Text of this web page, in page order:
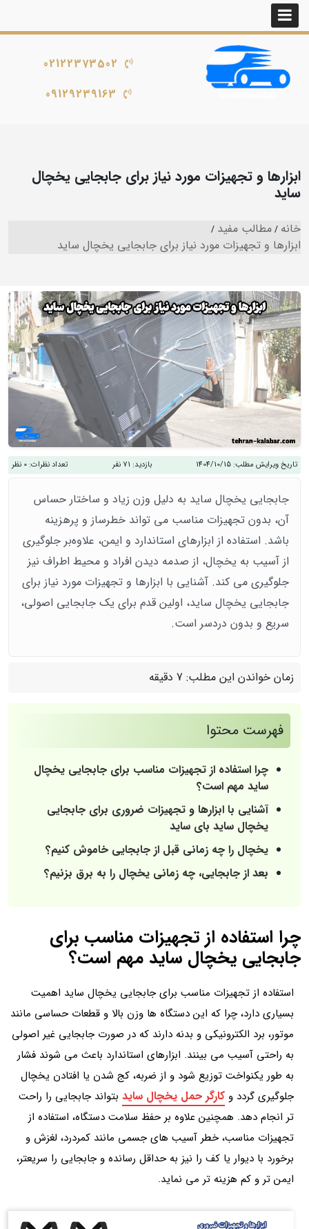
02122373502
09129239163
ابزارها و تجهیزات مورد نیاز برای جابجایی یخچال
ساید
خانه مطالب مفید
ابزارها و تجهیزات مورد نیاز برای جابجایی یخچال ساید
تاریخ ویرایش مطلب: 1404/10/15 بازدید: 71 نفر تعداد نظرات: 0 نظر
جابجایی یخچال ساید به دلیل وزن زیاد و ساختار حساس
آن، بدون تجهیزات مناسب می تواند خطرساز و پرهزینه
باشد. استفاده از ابزارهای استاندارد و ایمن، علاوه‌بر جلوگیری
از آسیب به یخچال، از صدمه دیدن افراد و محیط اطراف نیز
جلوگیری می کند. آشنایی با ابزارها و تجهیزات مورد نیاز برای
جابجایی یخچال ساید، اولین قدم برای یک جابجایی اصولی،
سریع و بدون دردسر است.
زمان خواندن این مطلب: 7 دقیقه
فهرست محتوا
چرا استفاده از تجهیزات مناسب برای جابجایی یخچال
ساید مهم است؟
آشنایی با ابزارها و تجهیزات ضروری برای جابجایی
یخچال ساید بای ساید
یخچال را چه زمانی قبل از جابجایی خاموش کنیم؟
بعد از جابجایی، چه زمانی یخچال را به برق بزنیم؟
چرا استفاده از تجهیزات مناسب برای
جابجایی یخچال ساید مهم است؟
استفاده از تجهیزات مناسب برای جابجایی یخچال ساید اهمیت
بسیاری دارد، چرا که این دستگاه‌ ها وزن بالا و قطعات حساسی مانند
موتور، برد الکترونیکی و بدنه دارند که در صورت جابجایی غیر اصولی
به‌ راحتی آسیب می بینند. ابزارهای استاندارد باعث می شوند فشار
به‌ طور یکنواخت توزیع شود و از ضربه، کج شدن یا افتادن یخچال
جلوگیری گردد و کارگر حمل یخچال ساید بتواند جابجایی را راحت
تر انجام دهد. همچنین علاوه بر حفظ سلامت دستگاه، استفاده از
تجهیزات مناسب، خطر آسیب‌ های جسمی مانند کمردرد، لغزش و
برخورد با دیوار یا کف را نیز به حداقل رسانده و جابجایی را سریعتر،
ایمن تر و کم‌ هزینه تر می نماید.